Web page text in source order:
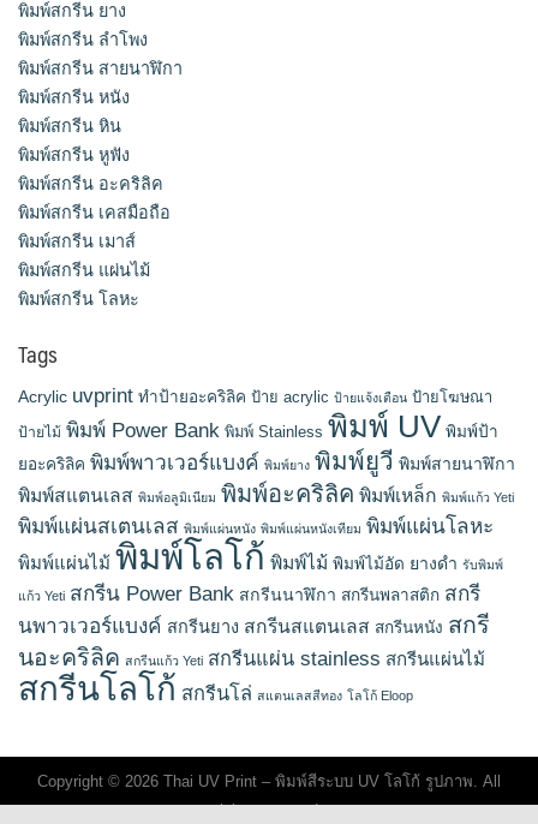
พิมพ์สกรีน ยาง
พิมพ์สกรีน ลำโพง
พิมพ์สกรีน สายนาฬิกา
พิมพ์สกรีน หนัง
พิมพ์สกรีน หิน
พิมพ์สกรีน หูฟัง
พิมพ์สกรีน อะคริลิค
พิมพ์สกรีน เคสมือถือ
พิมพ์สกรีน เมาส์
พิมพ์สกรีน แผ่นไม้
พิมพ์สกรีน โลหะ
Tags
Acrylic uvprint ทำป้ายอะคริลิค ป้าย acrylic ป้ายแจ้งเตือน ป้ายโฆษณา
ป้ายไม้ พิมพ์ Power Bank พิมพ์ Stainless พิมพ์ UV พิมพ์ป้า
ยอะคริลิค พิมพ์พาวเวอร์แบงค์ พิมพ์ยาง พิมพ์ยูวี พิมพ์สายนาฬิกา
พิมพ์สแตนเลส พิมพ์อลูมิเนียม พิมพ์อะคริลิค พิมพ์เหล็ก พิมพ์แก้ว Yeti
พิมพ์แผ่นสเตนเลส พิมพ์แผ่นหนัง พิมพ์แผ่นหนังเทียม พิมพ์แผ่นโลหะ
พิมพ์แผ่นไม้ พิมพ์โลโก้ พิมพ์ไม้ พิมพ์ไม้อัด ยางดำ รับพิมพ์
แก้ว Yeti สกรีน Power Bank สกรีนนาฬิกา สกรีนพลาสติก สกรี
นพาวเวอร์แบงค์ สกรีนยาง สกรีนสแตนเลส สกรีนหนัง สกรี
นอะคริลิค สกรีนแก้ว Yeti สกรีนแผ่น stainless สกรีนแผ่นไม้
สกรีนโลโก้ สกรีนโล่ สแตนเลสสีทอง โลโก้ Eloop
Copyright © 2026 Thai UV Print – พิมพ์สีระบบ UV โลโก้ รูปภาพ. All
rights reserved.